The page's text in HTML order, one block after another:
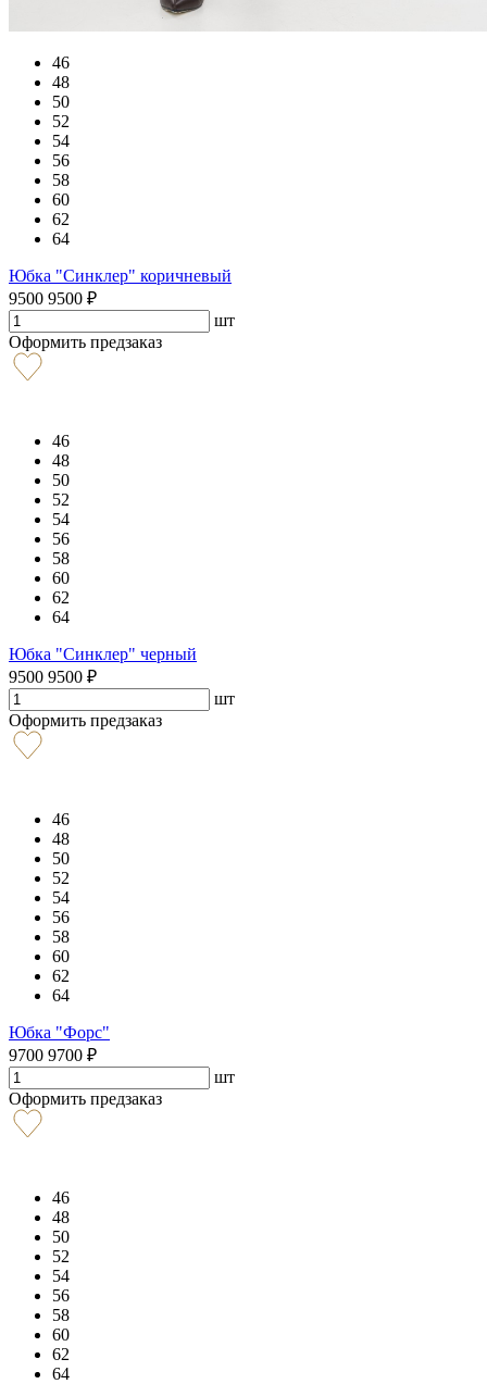
46
48
50
52
54
56
58
60
62
64
Юбка "Синклер" коричневый
9500 9500 ₽
шт
Оформить предзаказ
46
48
50
52
54
56
58
60
62
64
Юбка "Синклер" черный
9500 9500 ₽
шт
Оформить предзаказ
46
48
50
52
54
56
58
60
62
64
Юбка "Форс"
9700 9700 ₽
шт
Оформить предзаказ
46
48
50
52
54
56
58
60
62
64